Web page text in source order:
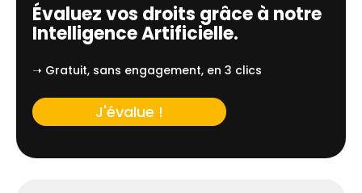
Évaluez vos droits grâce à notre
Intelligence Artificielle.
➝ Gratuit, sans engagement, en 3 clics
J'évalue !